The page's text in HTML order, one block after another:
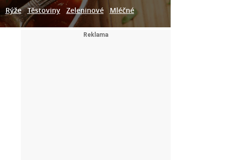
Rýže Těstoviny Zeleninové Mléčné